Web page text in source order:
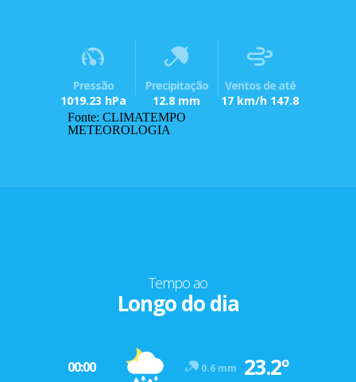
Pressão
1019.23 hPa
Precipitação
12.8 mm
Ventos de até
17 km/h 147.8
Fonte: CLIMATEMPO
METEOROLOGIA
Tempo ao
Longo do dia
00:00 0.6 mm 23.2º